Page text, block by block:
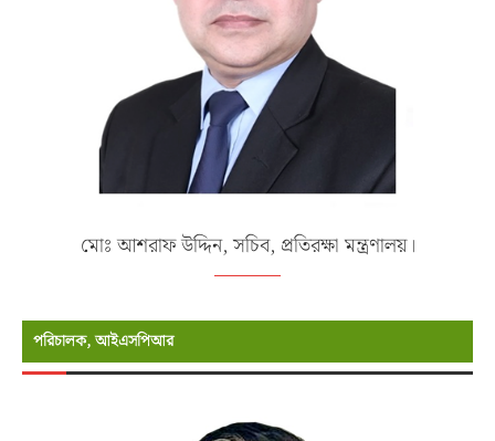
মোঃ আশরাফ উদ্দিন, সচিব, প্রতিরক্ষা মন্ত্রণালয়।
পরিচালক, আইএসপিআর